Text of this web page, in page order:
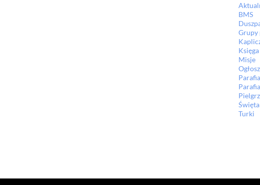
BMS
Grupy
Misje
Parafia
Święta
Turki